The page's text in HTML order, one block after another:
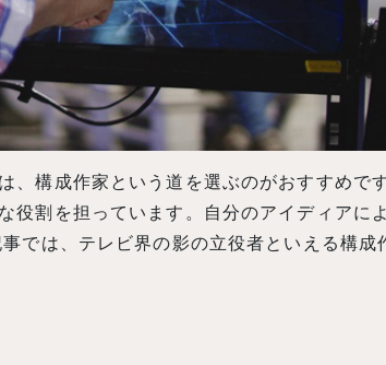
、構成作家という道を選ぶのがおすすめで
役割を担っています。自分のアイディアに
では、テレビ界の影の立役者といえる構成